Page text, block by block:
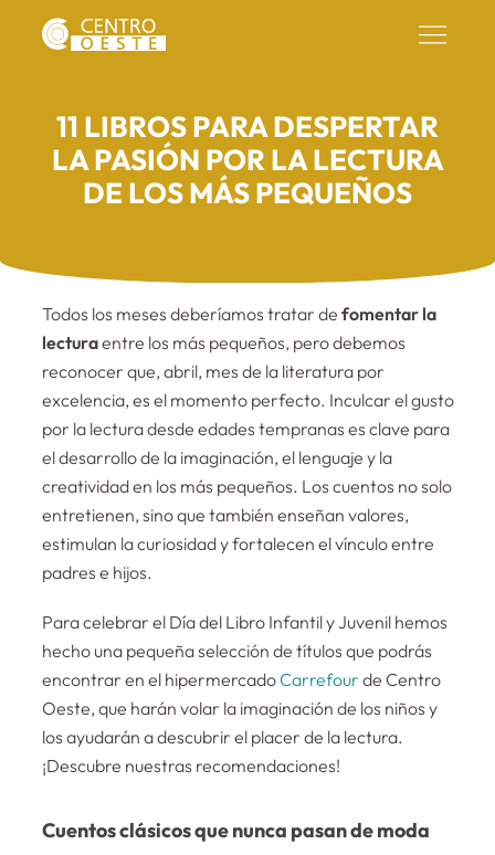
11 LIBROS PARA DESPERTAR
LA PASIÓN POR LA LECTURA
DE LOS MÁS PEQUEÑOS
Todos los meses deberíamos tratar de fomentar la
lecturaentre los más pequeños, pero debemos
reconocer que, abril, mes de la literatura por
excelencia, es el momento perfecto. Inculcar el gusto
por la lectura desde edades tempranas es clave para
el desarrollo de la imaginación, el lenguaje y la
creatividad en los más pequeños. Los cuentos no solo
entretienen, sino que también enseñan valores,
estimulan la curiosidad y fortalecen el vínculo entre
padres e hijos.
Para celebrar el Día del Libro Infantil y Juvenil hemos
hecho una pequeña selección de títulos que podrás
encontrar en el hipermercadoCarrefour de Centro
Oeste, que harán volar la imaginación de los niños y
los ayudarán a descubrir el placer de la lectura.
¡Descubre nuestras recomendaciones!
Cuentos clásicos que nunca pasan de moda